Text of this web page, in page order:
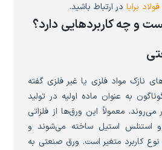
فولاد برابا در ارتباط باشید.
و چه کاربردهایی دارد؟
نازک مواد فلزی یا غیر فلزی گفته
به عنوان ماده اولیه در تولید
معمولاً این ورق‌ها از فلزاتی
و استنلس استیل ساخته می‌شوند و
کاربرد متغیر است. ورق صنعتی به